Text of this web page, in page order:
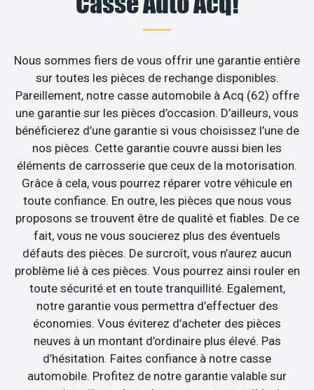
Nous sommes fiers de vous offrir une garantie entière
sur toutes les pièces de rechange disponibles.
Pareillement, notre casse automobile à Acq (62) offre
une garantie sur les pièces d’occasion. D’ailleurs, vous
bénéficierez d’une garantie si vous choisissez l’une de
nos pièces. Cette garantie couvre aussi bien les
éléments de carrosserie que ceux de la motorisation.
Grâce à cela, vous pourrez réparer votre véhicule en
toute confiance. En outre, les pièces que nous vous
proposons se trouvent être de qualité et fiables. De ce
fait, vous ne vous soucierez plus des éventuels
défauts des pièces. De surcroît, vous n’aurez aucun
problème lié à ces pièces. Vous pourrez ainsi rouler en
toute sécurité et en toute tranquillité. Egalement,
notre garantie vous permettra d’effectuer des
économies. Vous éviterez d’acheter des pièces
neuves à un montant d’ordinaire plus élevé. Pas
d’hésitation. Faites confiance à notre casse
automobile. Profitez de notre garantie valable sur